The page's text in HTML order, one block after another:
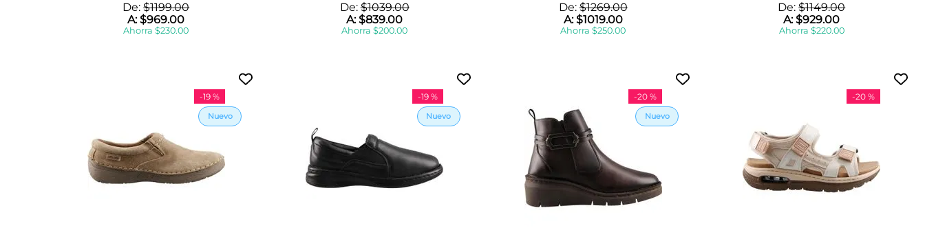
De:$1199.00
A:$969.00
Ahorra$230.00
De:$1039.00
A:$839.00
Ahorra$200.00
De:$1269.00
A:$1019.00
Ahorra$250.00
De:$1149.00
A:$929.00
Ahorra $220.00
-19 % -19 % -20 % -20 %